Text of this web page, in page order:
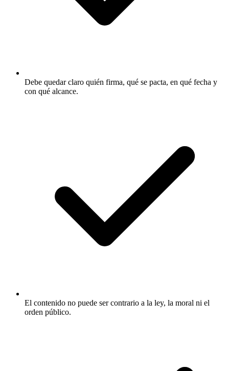
Debe quedar claro quién firma, qué se pacta, en qué fecha y
con qué alcance.
El contenido no puede ser contrario a la ley, la moral ni el
orden público.